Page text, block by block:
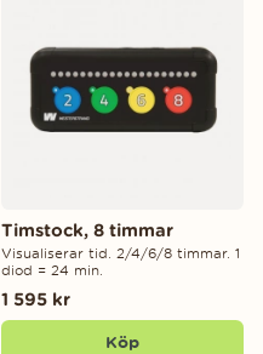
Timstock, 8 timmar
Visualiserar tid. 2/4/6/8 timmar. 1
diod = 24 min.
1 595 kr
Köp